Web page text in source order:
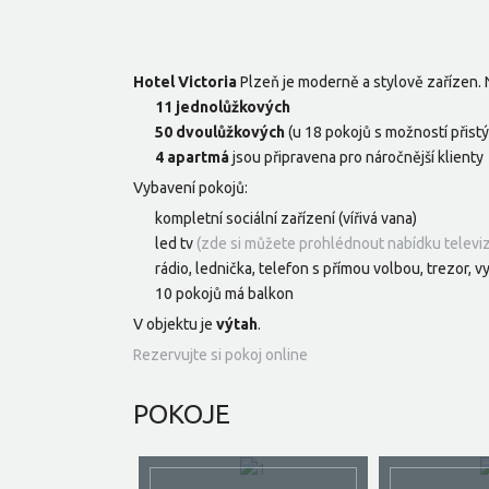
Hotel VictoriaPlzeň je moderně a stylově zařízen.
11 jednolůžkových
50 dvoulůžkových(u 18 pokojů s možností
4 apartmájsou připravena pro náročnější klienty
Vybavení pokojů:
kompletní sociální zařízení (vířivá vana)
led tv (zde si můžete prohlédnout nabídku
rádio, lednička, telefon s přímou volbou, trezor,
10 pokojů má balkon
V objektu je výtah.
Rezervujte si pokoj online
POKOJE